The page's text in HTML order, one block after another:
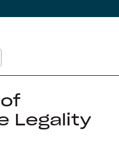
Legality